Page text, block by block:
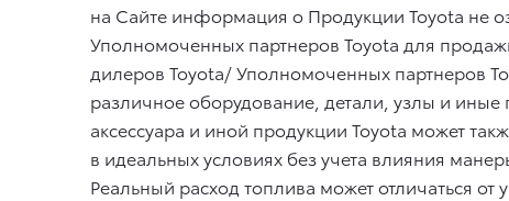
на Сайте информация о Продукции Toyota не
Уполномоченных партнеров Toyota для
дилеров Toyota/ Уполномоченных партнеров
различное оборудование, детали, узлы и иные
аксессуара и иной продукции Toyota может
в идеальных условиях без учета влияния
Реальный расход топлива может отличаться